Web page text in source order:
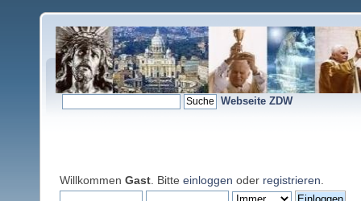
Webseite ZDW
Willkommen Gast . Bitte einloggen oder registrieren